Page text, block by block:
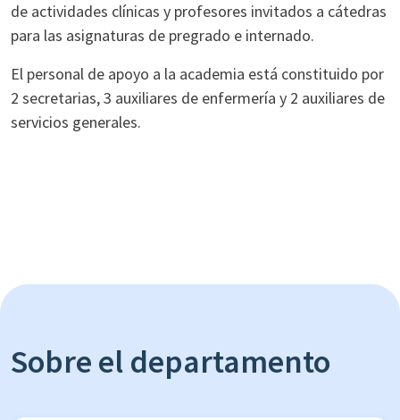
de actividades clínicas y profesores invitados a cátedras
para las asignaturas de pregrado e internado.
El personal de apoyo a la academia está constituido por
2 secretarias, 3 auxiliares de enfermería y 2 auxiliares de
servicios generales.
Sobre el departamento